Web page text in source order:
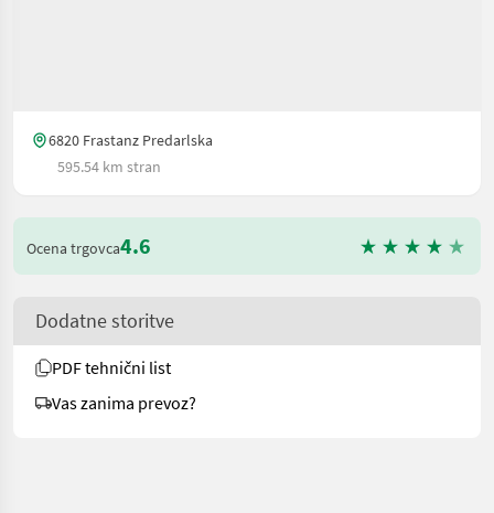
6820 Frastanz Predarlska
595.54 km stran
Ocena trgovca4.6
Dodatne storitve
PDF tehnični list
Vas zanima prevoz?